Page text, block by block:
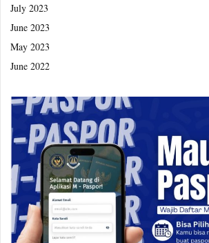
July 2023
June 2023
May 2023
June 2022